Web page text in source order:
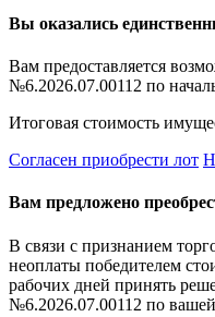
Вы оказались
Вам предоставляется
№6.2026.07.00112 по
Итоговая стоимость
Согласен приобрести лот
Вам предложено
В связи с признанием
неоплаты победителем
рабочих дней принять
№6.2026.07.00112 по вашей